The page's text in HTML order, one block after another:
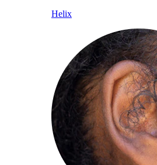
Helix